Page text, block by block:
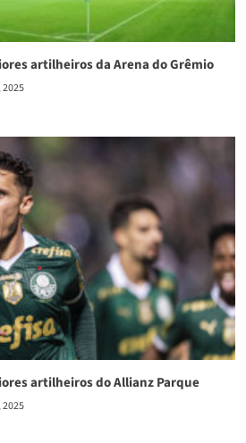
artilheiros da Arena do Grêmio
artilheiros do Allianz Parque